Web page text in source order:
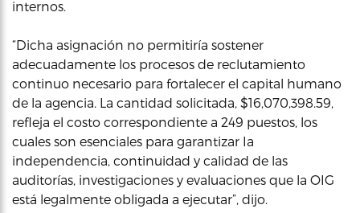
internos.
“Dicha asignación no permitiría sostener
adecuadamente los procesos de reclutamiento
continuo necesario para fortalecer el capital humano
de la agencia. La cantidad solicitada, $16,070,398.59,
refleja el costo correspondiente a 249 puestos, los
cuales son esenciales para garantizar Ia
independencia, continuidad y calidad de las
auditorías, investigaciones y evaluaciones que la OIG
está legalmente obligada a ejecutar”, dijo.